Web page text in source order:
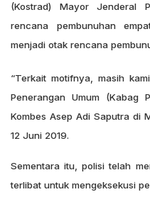
(Kostrad) Mayor Jenderal
rencana pembunuhan
menjadi otak rencana
“Terkait motifnya, masih
Penerangan Umum (Kabag
Kombes Asep Adi Saputra di
12 Juni 2019.
Sementara itu, polisi telah
terlibat untuk mengeksekusi